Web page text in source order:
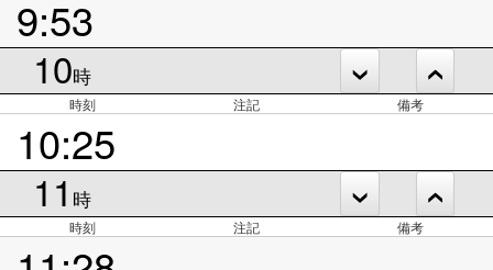
9:53
10時
時刻 注記 備考
10:25
11 時
時刻 注記 備考